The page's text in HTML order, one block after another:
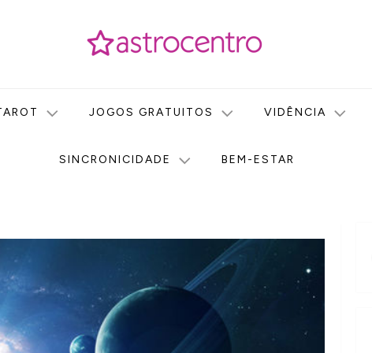
JOGOS GRATUITOS VIDÊNCIA
SINCRONICIDADE BEM-ESTAR